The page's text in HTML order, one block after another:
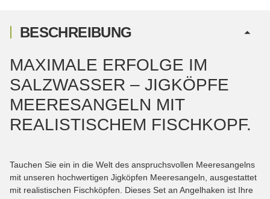
BESCHREIBUNG
MAXIMALE ERFOLGE IM
SALZWASSER – JIGKÖPFE
MEERESANGELN MIT
REALISTISCHEM FISCHKOPF.
Tauchen Sie ein in die Welt des anspruchsvollen Meeresangelns
mit unseren hochwertigen Jigköpfen Meeresangeln, ausgestattet
mit realistischen Fischköpfen. Dieses Set an Angelhaken ist Ihre